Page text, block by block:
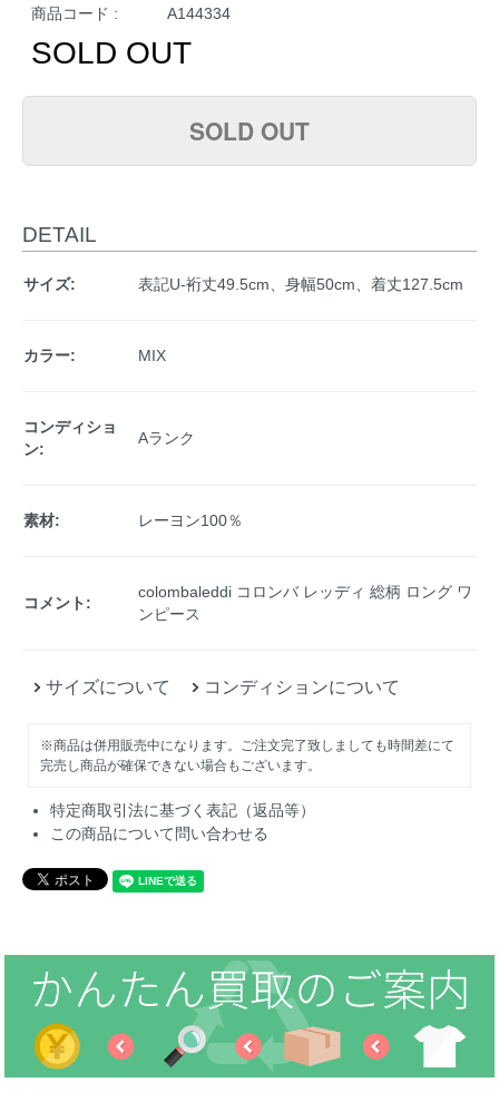
商品コード : A144334
SOLD OUT
SOLD OUT
DETAIL
サイズ: 表記U-裄丈49.5cm、身幅50cm、着丈127.5cm
カラー: MIX
コンディショ
ン:
Aランク
素材: レーヨン100％
コメント:
colombaleddi コロンバ レッディ 総柄 ロング ワ
ンピース
サイズについて コンディションについて
※商品は併用販売中になります。ご注文完了致しましても時間差にて
完売し商品が確保できない場合もございます。
特定商取引法に基づく表記（返品等）
この商品について問い合わせる